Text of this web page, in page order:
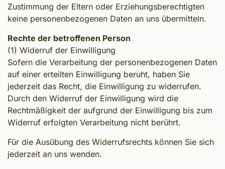
Zustimmung der Eltern oder Erziehungsberechtigten
keine personenbezogenen Daten an uns übermitteln.
Rechte der betroffenen Person
(1) Widerruf der Einwilligung
Sofern die Verarbeitung der personenbezogenen Daten
auf einer erteilten Einwilligung beruht, haben Sie
jederzeit das Recht, die Einwilligung zu widerrufen.
Durch den Widerruf der Einwilligung wird die
Rechtmäßigkeit der aufgrund der Einwilligung bis zum
Widerruf erfolgten Verarbeitung nicht berührt.
Für die Ausübung des Widerrufsrechts können Sie sich
jederzeit an uns wenden.